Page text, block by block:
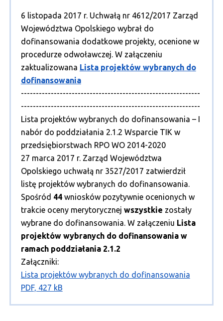
6 listopada 2017 r. Uchwałą nr 4612/2017 Zarząd
Województwa Opolskiego wybrał do
dofinansowania dodatkowe projekty, ocenione w
procedurze odwoławczej. W załączeniu
zaktualizowana Lista projektów wybranych do
dofinansowania
------------------------------------------------------------
------------------------------------------------------------
Lista projektów wybranych do dofinansowania – I
nabór do poddziałania 2.1.2 Wsparcie TIK w
przedsiębiorstwach RPO WO 2014-2020
27 marca 2017 r. Zarząd Województwa
Opolskiego uchwałą nr 3527/2017 zatwierdził
listę projektów wybranych do dofinansowania.
Spośród 44wniosków pozytywnie ocenionych w
trakcie oceny merytorycznej wszystkie zostały
wybrane do dofinansowania. W załączeniu Lista
projektów wybranych do dofinansowania w
ramach poddziałania 2.1.2
Załączniki:
Lista projektów wybranych do dofinansowania
PDF, 427 kB